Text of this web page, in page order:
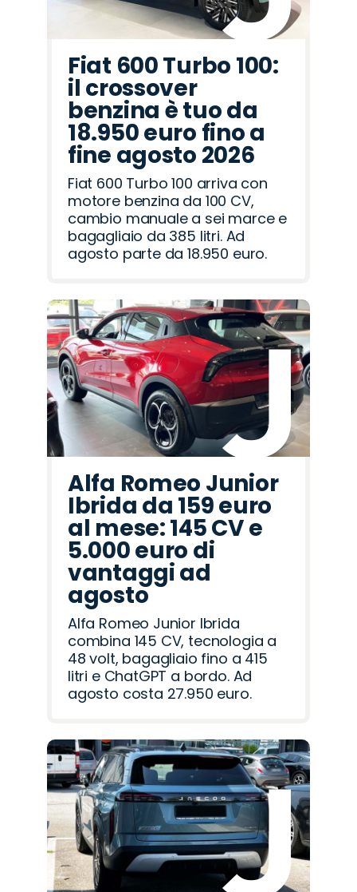
Fiat 600 Turbo 100:
il crossover
benzina è tuo da
18.950 euro fino a
fine agosto 2026
Fiat 600 Turbo 100 arriva con
motore benzina da 100 CV,
cambio manuale a sei marce e
bagagliaio da 385 litri. Ad
agosto parte da 18.950 euro.
Alfa Romeo Junior
Ibrida da 159 euro
al mese: 145 CV e
5.000 euro di
vantaggi ad
agosto
Alfa Romeo Junior Ibrida
combina 145 CV, tecnologia a
48 volt, bagagliaio fino a 415
litri e ChatGPT a bordo. Ad
agosto costa 27.950 euro.